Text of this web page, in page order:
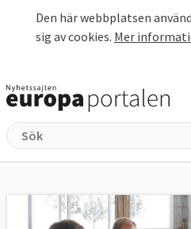
Den här webbplatsen
sig av cookies. Mer